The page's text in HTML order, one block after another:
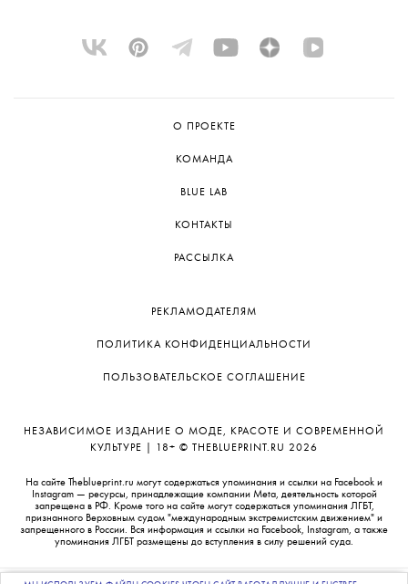
О ПРОЕКТЕ
КОМАНДА
BLUE LAB
КОНТАКТЫ
РАССЫЛКА
РЕКЛАМОДАТЕЛЯМ
ПОЛИТИКА КОНФИДЕНЦИАЛЬНОСТИ
ПОЛЬЗОВАТЕЛЬСКОЕ СОГЛАШЕНИЕ
НЕЗАВИСИМОЕ ИЗДАНИЕ О МОДЕ, КРАСОТЕ И СОВРЕМЕННОЙ
КУЛЬТУРЕ | 18+ © THEBLUEPRINT.RU 2026
На сайте Theblueprint.ru могут содержаться упоминания и ссылки на Facebook и
Instagram — ресурсы, принадлежащие компании Meta, деятельность которой
запрещена в РФ. Кроме того на сайте могут содержаться упоминания ЛГБТ,
признанного Верховным судом "международным экстремистским движением" и
запрещенного в России. Вся информация и ссылки на Facebook, Instagram, а также
упоминания ЛГБТ размещены до вступления в силу решений суда.